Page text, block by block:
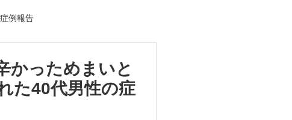
例報告
かっためまいと
た40代男性の症